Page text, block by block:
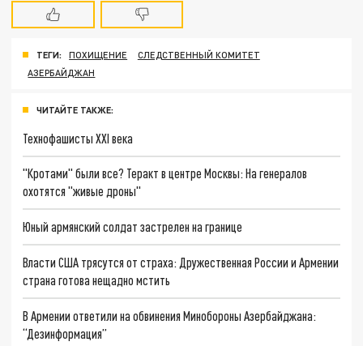
ТЕГИ: ПОХИЩЕНИЕ
СЛЕДСТВЕННЫЙ КОМИТЕТ
АЗЕРБАЙДЖАН
ЧИТАЙТЕ ТАКЖЕ:
Технофашисты XXI века
"Кротами" были все? Теракт в центре Москвы: На генералов
охотятся "живые дроны"
Юный армянский солдат застрелен на границе
Власти США трясутся от страха: Дружественная России и Армении
страна готова нещадно мстить
В Армении ответили на обвинения Минобороны Азербайджана:
“Дезинформация”